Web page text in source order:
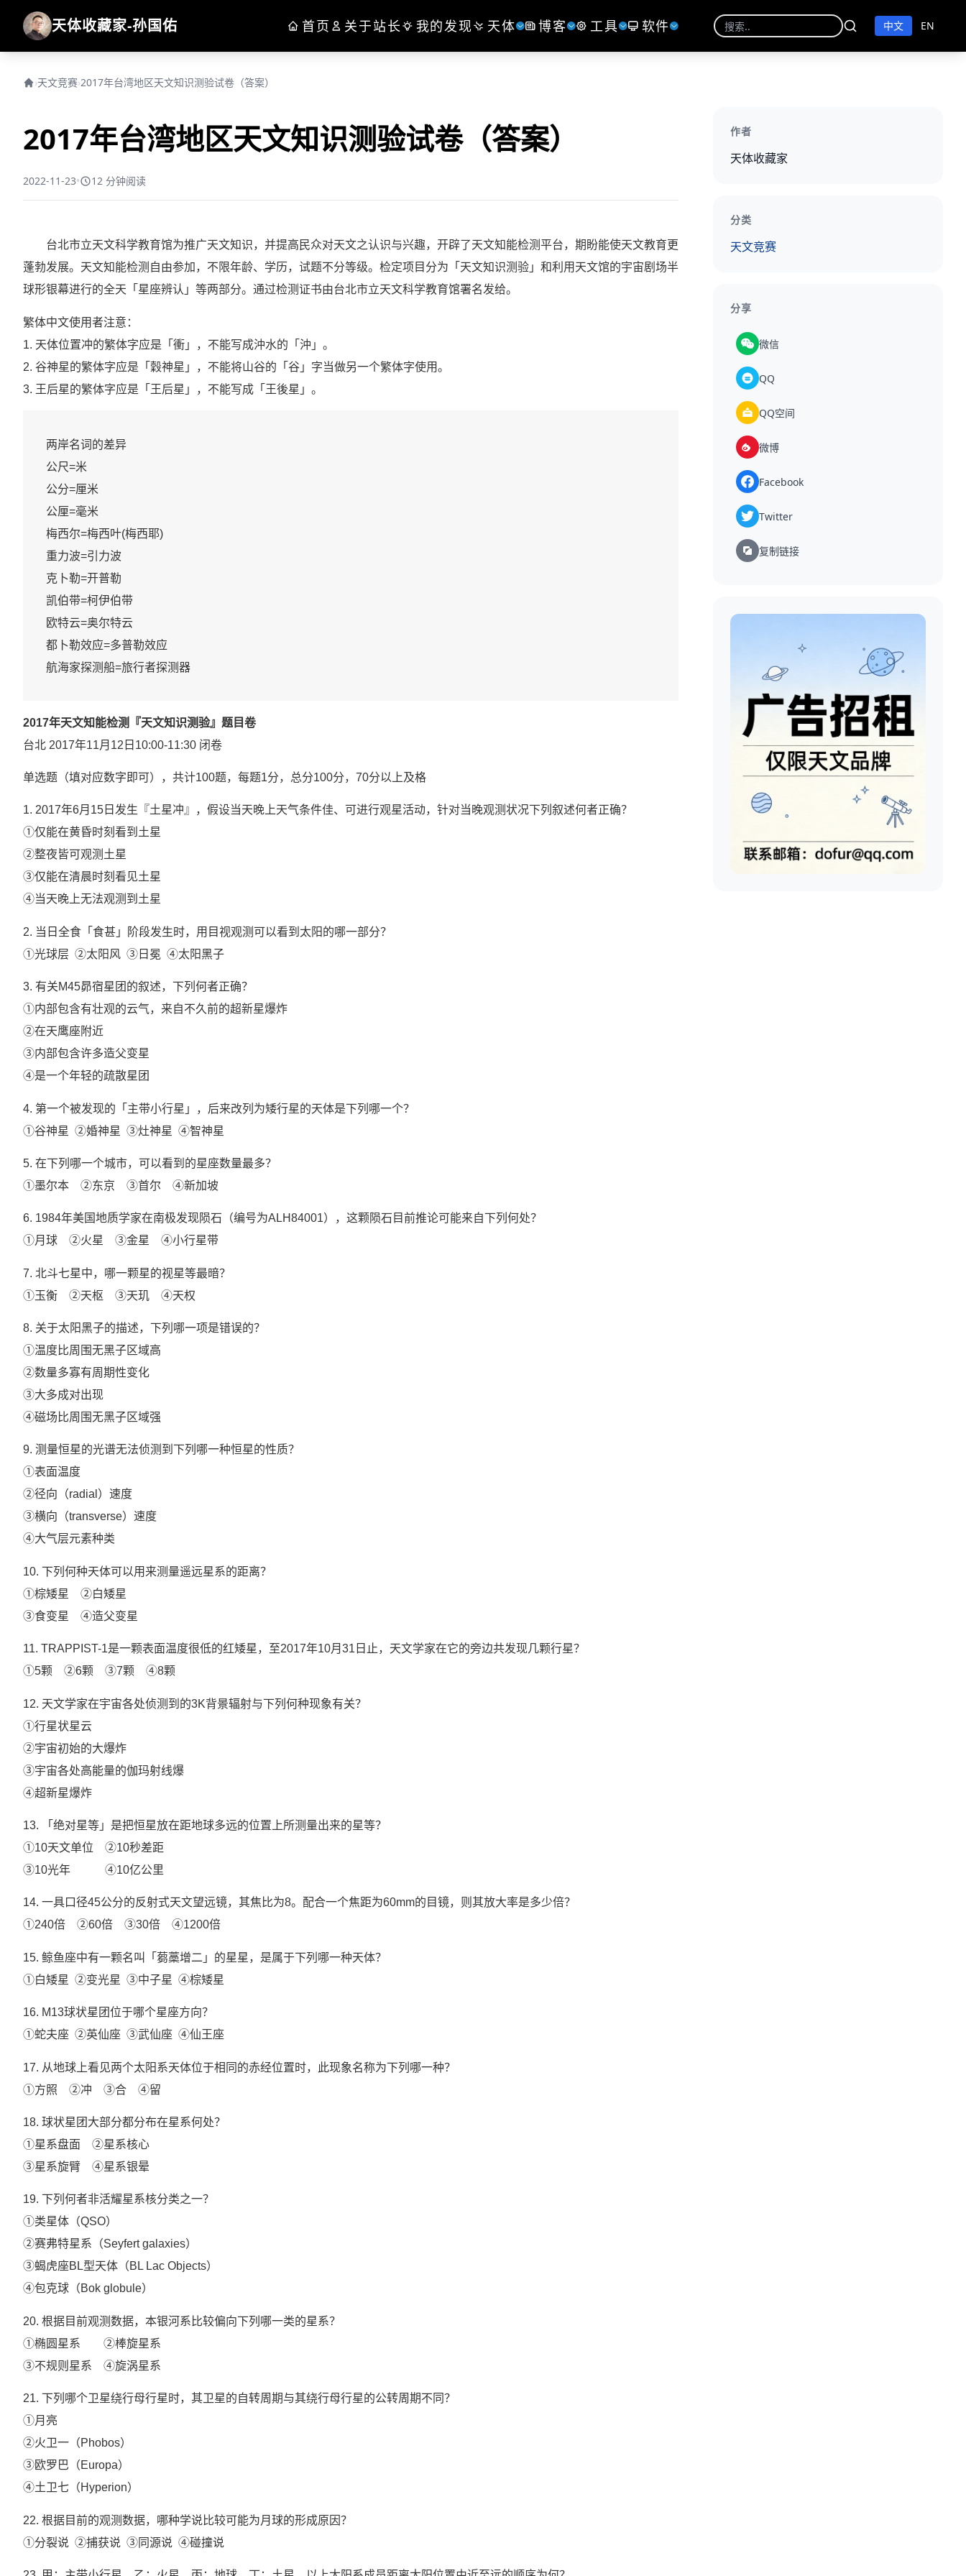
天体收藏家-孙国佑 首页 关于站长 我的发现 天体 博客 工具 软件 中文 EN
›天文竞赛›2017年台湾地区天文知识测验试卷（答案）
2017年台湾地区天文知识测验试卷（答案）
2022-11-23• 12 分钟阅读
台北市立天文科学教育馆为推广天文知识，并提高民众对天文之认识与兴趣，开辟了天文知能检测平台，期盼能使天文教育更
蓬勃发展。天文知能检测自由参加，不限年龄、学历，试题不分等级。检定项目分为「天文知识测验」和利用天文馆的宇宙剧场半
球形银幕进行的全天「星座辨认」等两部分。通过检测证书由台北市立天文科学教育馆署名发给。
繁体中文使用者注意：
1. 天体位置冲的繁体字应是「衝」，不能写成沖水的「沖」。
2. 谷神星的繁体字应是「穀神星」，不能将山谷的「谷」字当做另一个繁体字使用。
3. 王后星的繁体字应是「王后星」，不能写成「王後星」。
两岸名词的差异
公尺=米
公分=厘米
公厘=毫米
梅西尔=梅西叶(梅西耶)
重力波=引力波
克卜勒=开普勒
凯伯带=柯伊伯带
欧特云=奥尔特云
都卜勒效应=多普勒效应
航海家探测船=旅行者探测器
2017年天文知能检测『天文知识测验』题目卷
台北 2017年11月12日10:00-11:30 闭卷
单选题（填对应数字即可），共计100题，每题1分，总分100分，70分以上及格
1. 2017年6月15日发生『土星冲』，假设当天晚上天气条件佳、可进行观星活动，针对当晚观测状况下列叙述何者正确？
①仅能在黄昏时刻看到土星
②整夜皆可观测土星
③仅能在清晨时刻看见土星
④当天晚上无法观测到土星
2. 当日全食「食甚」阶段发生时，用目视观测可以看到太阳的哪一部分？
①光球层 ②太阳风 ③日冕 ④太阳黑子
3. 有关M45昴宿星团的叙述，下列何者正确？
①内部包含有壮观的云气，来自不久前的超新星爆炸
②在天鹰座附近
③内部包含许多造父变星
④是一个年轻的疏散星团
4. 第一个被发现的「主带小行星」，后来改列为矮行星的天体是下列哪一个？
①谷神星 ②婚神星 ③灶神星 ④智神星
5. 在下列哪一个城市，可以看到的星座数量最多？
①墨尔本 ②东京 ③首尔 ④新加坡
6. 1984年美国地质学家在南极发现陨石（编号为ALH84001），这颗陨石目前推论可能来自下列何处？
①月球 ②火星 ③金星 ④小行星带
7. 北斗七星中，哪一颗星的视星等最暗？
①玉衡 ②天枢 ③天玑 ④天权
8. 关于太阳黑子的描述，下列哪一项是错误的？
①温度比周围无黑子区域高
②数量多寡有周期性变化
③大多成对出现
④磁场比周围无黑子区域强
9. 测量恒星的光谱无法侦测到下列哪一种恒星的性质？
①表面温度
②径向（radial）速度
③横向（transverse）速度
④大气层元素种类
10. 下列何种天体可以用来测量遥远星系的距离？
①棕矮星 ②白矮星
③食变星 ④造父变星
11. TRAPPIST-1是一颗表面温度很低的红矮星，至2017年10月31日止，天文学家在它的旁边共发现几颗行星？
①5颗 ②6颗 ③7颗 ④8颗
12. 天文学家在宇宙各处侦测到的3K背景辐射与下列何种现象有关？
①行星状星云
②宇宙初始的大爆炸
③宇宙各处高能量的伽玛射线爆
④超新星爆炸
13. 「绝对星等」是把恒星放在距地球多远的位置上所测量出来的星等？
①10天文单位 ②10秒差距
③10光年 ④10亿公里
14. 一具口径45公分的反射式天文望远镜，其焦比为8。配合一个焦距为60mm的目镜，则其放大率是多少倍？
①240倍 ②60倍 ③30倍 ④1200倍
15. 鲸鱼座中有一颗名叫「蒭藁增二」的星星，是属于下列哪一种天体？
①白矮星 ②变光星 ③中子星 ④棕矮星
16. M13球状星团位于哪个星座方向？
①蛇夫座 ②英仙座 ③武仙座 ④仙王座
17. 从地球上看见两个太阳系天体位于相同的赤经位置时，此现象名称为下列哪一种？
①方照 ②冲 ③合 ④留
18. 球状星团大部分都分布在星系何处？
①星系盘面 ②星系核心
③星系旋臂 ④星系银晕
19. 下列何者非活耀星系核分类之一？
①类星体（QSO）
②赛弗特星系（Seyfert galaxies）
③蝎虎座BL型天体（BL Lac Objects）
④包克球（Bok globule）
20. 根据目前观测数据，本银河系比较偏向下列哪一类的星系？
①椭圆星系 ②棒旋星系
③不规则星系 ④旋涡星系
21. 下列哪个卫星绕行母行星时，其卫星的自转周期与其绕行母行星的公转周期不同？
①月亮
②火卫一（Phobos）
③欧罗巴（Europa）
④土卫七（Hyperion）
22. 根据目前的观测数据，哪种学说比较可能为月球的形成原因？
①分裂说 ②捕获说 ③同源说 ④碰撞说
作者
天体收藏家
分类
天文竞赛
分享
微信
QQ
QQ空间
微博
Facebook
Twitter
复制链接